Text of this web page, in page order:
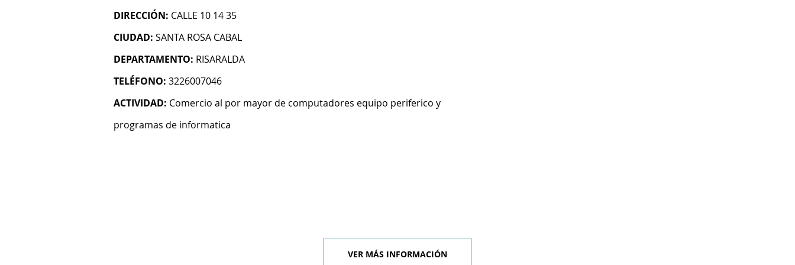
DIRECCIÓN: CALLE 10 14 35
CIUDAD: SANTA ROSA CABAL
DEPARTAMENTO: RISARALDA
TELÉFONO: 3226007046
ACTIVIDAD: Comercio al por mayor de computadores equipo periferico y
programas de informatica
VER MÁS INFORMACIÓN